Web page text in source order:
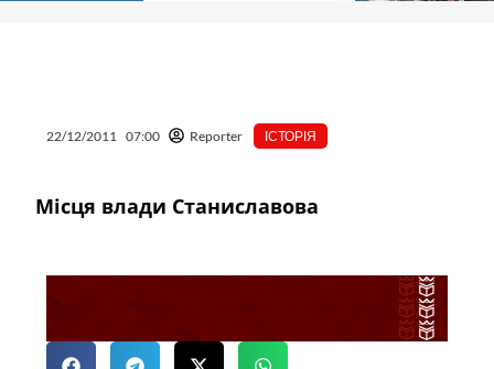
22/12/2011 07:00 Reporter ІСТОРІЯ
Місця влади Станиславова